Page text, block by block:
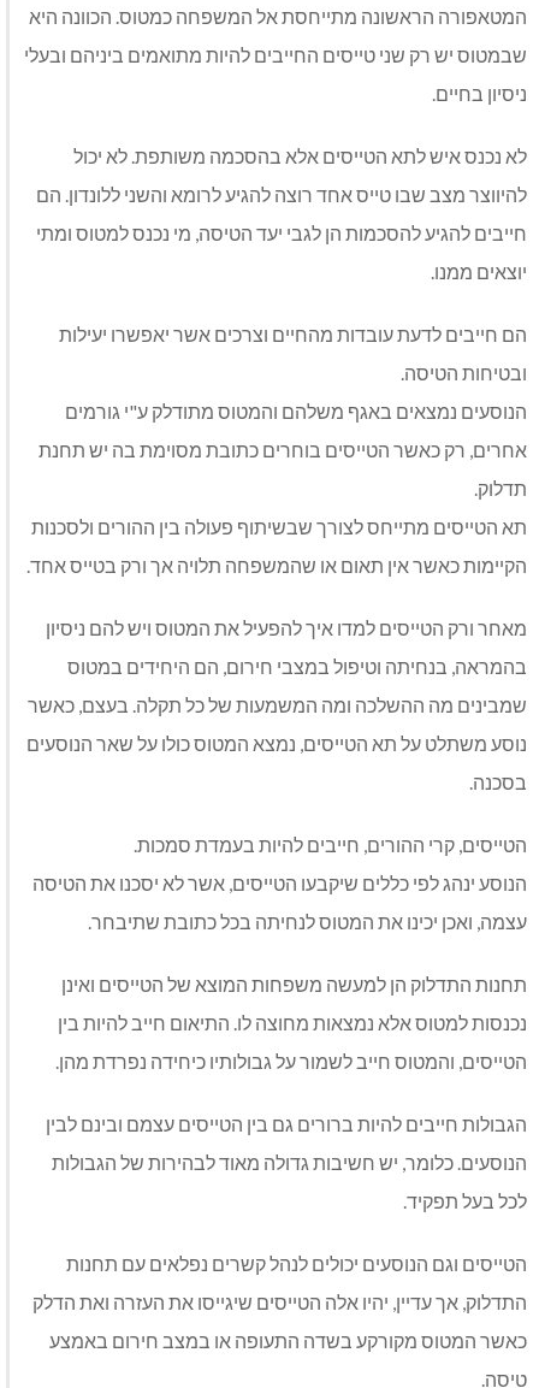
המטאפורה הראשונה מתייחסת אל המשפחה כמטוס. הכוונה היא
שבמטוס יש רק שני טייסים החייבים להיות מתואמים ביניהם ובעלי
ניסיון בחיים.
לא נכנס איש לתא הטייסים אלא בהסכמה משותפת. לא יכול
להיווצר מצב שבו טייס אחד רוצה להגיע לרומא והשני ללונדון. הם
חייבים להגיע להסכמות הן לגבי יעד הטיסה, מי נכנס למטוס ומתי
יוצאים ממנו.
הם חייבים לדעת עובדות מהחיים וצרכים אשר יאפשרו יעילות
ובטיחות הטיסה.
הנוסעים נמצאים באגף משלהם והמטוס מתודלק ע"י גורמים
אחרים, רק כאשר הטייסים בוחרים כתובת מסוימת בה יש תחנת
תדלוק.
תא הטייסים מתייחס לצורך שבשיתוף פעולה בין ההורים ולסכנות
הקיימות כאשר אין תאום או שהמשפחה תלויה אך ורק בטייס אחד.
מאחר ורק הטייסים למדו איך להפעיל את המטוס ויש להם ניסיון
בהמראה, בנחיתה וטיפול במצבי חירום, הם היחידים במטוס
שמבינים מה ההשלכה ומה המשמעות של כל תקלה. בעצם, כאשר
נוסע משתלט על תא הטייסים, נמצא המטוס כולו על שאר הנוסעים
בסכנה.
הטייסים, קרי ההורים, חייבים להיות בעמדת סמכות.
הנוסע ינהג לפי כללים שיקבעו הטייסים, אשר לא יסכנו את הטיסה
עצמה, ואכן יכינו את המטוס לנחיתה בכל כתובת שתיבחר.
תחנות התדלוק הן למעשה משפחות המוצא של הטייסים ואינן
נכנסות למטוס אלא נמצאות מחוצה לו. התיאום חייב להיות בין
הטייסים, והמטוס חייב לשמור על גבולותיו כיחידה נפרדת מהן.
הגבולות חייבים להיות ברורים גם בין הטייסים עצמם ובינם לבין
הנוסעים. כלומר, יש חשיבות גדולה מאוד לבהירות של הגבולות
לכל בעל תפקיד.
הטייסים וגם הנוסעים יכולים לנהל קשרים נפלאים עם תחנות
התדלוק, אך עדיין, יהיו אלה הטייסים שיגייסו את העזרה ואת הדלק
כאשר המטוס מקורקע בשדה התעופה או במצב חירום באמצע
טיסה.